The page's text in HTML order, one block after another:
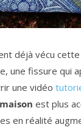
déjà vécu
une fissure qui
une vidéo
est plus
en réalité